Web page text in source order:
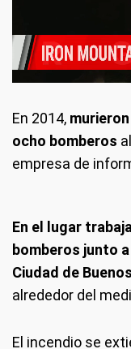
En 2014,
ocho bomberos
empresa de
En el lugar
bomberos junto
Ciudad de
alrededor del
El incendio se